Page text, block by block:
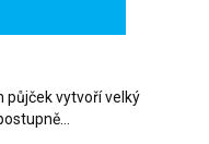
půjček vytvoří velký